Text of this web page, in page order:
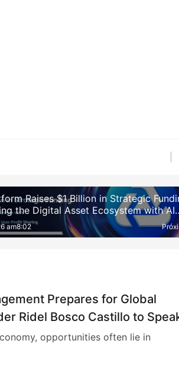
Raises $1 Billion in Strategic
the Digital Asset Ecosystem with AI
Trading Technology and User
am8:02
Prepares for Global
Ridel Bosco Castillo to
and Strategic
opportunities often lie in